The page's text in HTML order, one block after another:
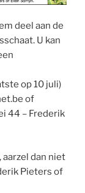
deel aan de
U kan
op 10 juli)
of
44 – Frederik
aarzel dan niet
Pieters of